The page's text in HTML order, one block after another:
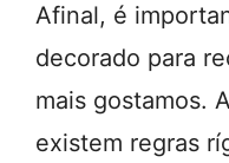
Afinal, é
decorado para
mais gostamos.
existem regras